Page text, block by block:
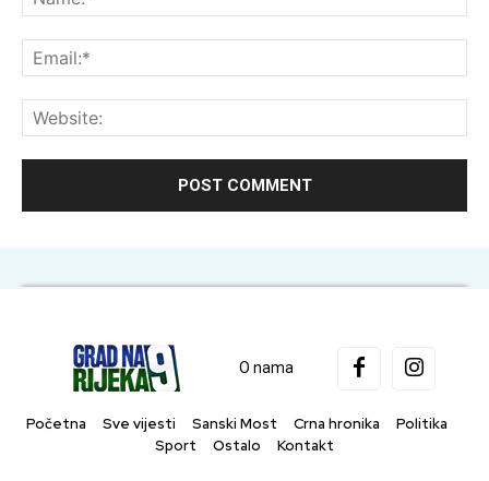
O nama
Početna Sve vijesti Sanski Most Crna hronika
Politika
Sport
Ostalo Kontakt